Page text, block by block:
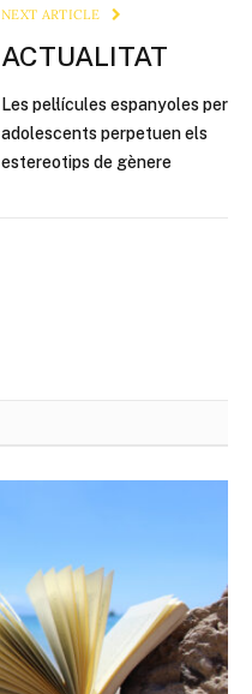
NEXT ARTICLE
ACTUALITAT
Les pel·lícules espanyoles per
adolescents perpetuen els
estereotips de gènere